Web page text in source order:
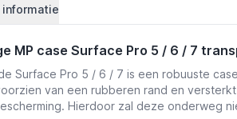
informatie
MP case Surface Pro 5 / 6 / 7
Surface Pro 5 / 6 / 7 is een robuuste
van een rubberen rand en
Hierdoor zal deze onderweg